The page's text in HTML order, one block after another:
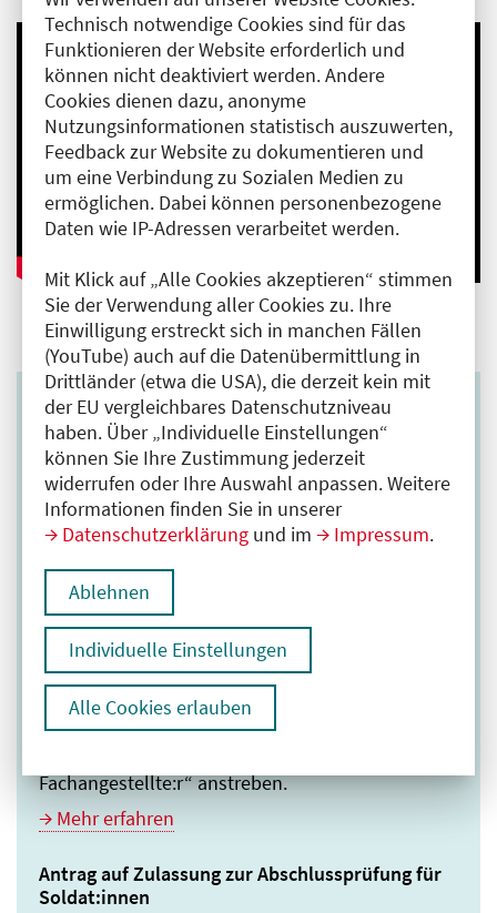
Technisch notwendige Cookies sind für das
Funktionieren der Website erforderlich und
können nicht deaktiviert werden. Andere
Cookies dienen dazu, anonyme
Nutzungsinformationen statistisch auszuwerten,
Feedback zur Website zu dokumentieren und
um eine Verbindung zu Sozialen Medien zu
ermöglichen. Dabei können personenbezogene
Daten wie IP-Adressen verarbeitet werden.
Mit Klick auf „Alle Cookies akzeptieren“ stimmen
Sie der Verwendung aller Cookies zu. Ihre
Einwilligung erstreckt sich in manchen Fällen
(YouTube) auch auf die Datenübermittlung in
Drittländer (etwa die USA), die derzeit kein mit
der EU vergleichbares Datenschutzniveau
haben. Über „Individuelle Einstellungen“
können Sie Ihre Zustimmung jederzeit
widerrufen oder Ihre Auswahl anpassen. Weitere
Informationen finden Sie in unserer
Datenschutzerklärung und im Impressum.
Ablehnen
Individuelle Einstellungen
Alle Cookies erlauben
Anträge rund um die Prüfung
Antrag auf vorzeitige Zulassung zur
Abschlussprüfung
ablegen möchten.
Mehr erfahren
Antrag auf Zulassung zur Abschlussprüfung nach
Berufstätigkeit
... wenn Sie eine Zulassung nach 4,5-jähriger
Fachangestellte:r“ anstreben.
Mehr erfahren
Antrag auf Zulassung zur Abschlussprüfung für
Soldat:innen